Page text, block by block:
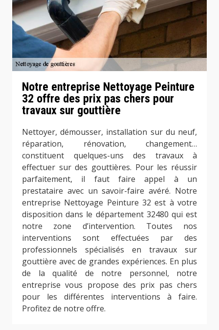
Notre entreprise Nettoyage Peinture
32 offre des prix pas chers pour
travaux sur gouttière
Nettoyer, démousser, installation sur du neuf,
réparation, rénovation, changement…
constituent quelques-uns des travaux à
effectuer sur des gouttières. Pour les réussir
parfaitement, il faut faire appel à un
prestataire avec un savoir-faire avéré. Notre
entreprise Nettoyage Peinture 32 est à votre
disposition dans le département 32480 qui est
notre zone d’intervention. Toutes nos
interventions sont effectuées par des
professionnels spécialisés en travaux sur
gouttière avec de grandes expériences. En plus
de la qualité de notre personnel, notre
entreprise vous propose des prix pas chers
pour les différentes interventions à faire.
Profitez de notre offre.